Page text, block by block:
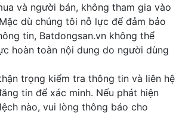
và người bán, không tham gia vào
dù chúng tôi nỗ lực để đảm bảo
tin, Batdongsan.vn không thể
hoàn toàn nội dung do người dùng
trọng kiểm tra thông tin và liên hệ
tin để xác minh. Nếu phát hiện
nào, vui lòng thông báo cho